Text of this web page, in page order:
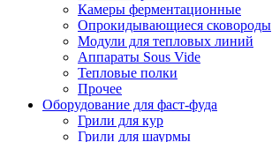
Камеры ферментационные
Опрокидывающиеся сковороды
Модули для тепловых линий
Аппараты Sous Vide
Тепловые полки
Прочее
Оборудование для фаст-фуда
Грили для кур
Грили для шаурмы